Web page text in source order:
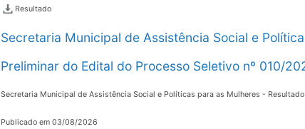
Resultado
Secretaria Municipal de Assistência Social e
Preliminar do Edital do Processo Seletivo nº 010/
Secretaria Municipal de Assistência Social e Políticas para as Mulheres -
Publicado em 03/08/2026